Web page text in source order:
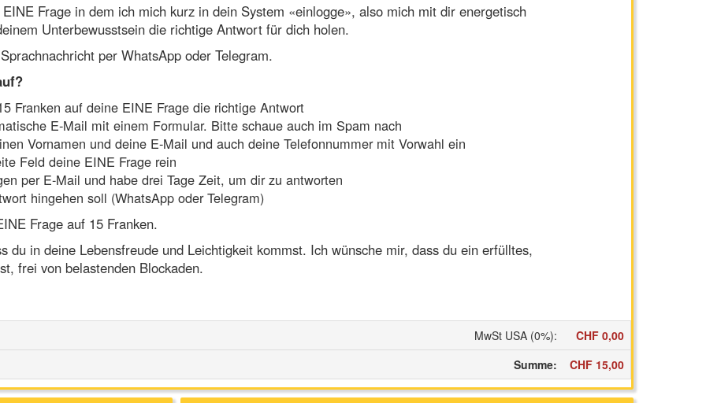
Frage in dem ich mich kurz in dein System «einlogge», also mich mit dir energetisch
Unterbewusstsein die richtige Antwort für dich holen.
per WhatsApp oder Telegram.
Franken auf deine EINE Frage die richtige Antwort
E-Mail mit einem Formular. Bitte schaue auch im Spam nach
Vornamen und deine E-Mail und auch deine Telefonnummer mit Vorwahl ein
Feld deine EINE Frage rein
per E-Mail und habe drei Tage Zeit, um dir zu antworten
hingehen soll (WhatsApp oder Telegram)
Frage auf 15 Franken.
du in deine Lebensfreude und Leichtigkeit kommst. Ich wünsche mir, dass du ein erfülltes,
frei von belastenden Blockaden.
MwSt USA (0%):
CHF 0,00
Summe: CHF 15,00